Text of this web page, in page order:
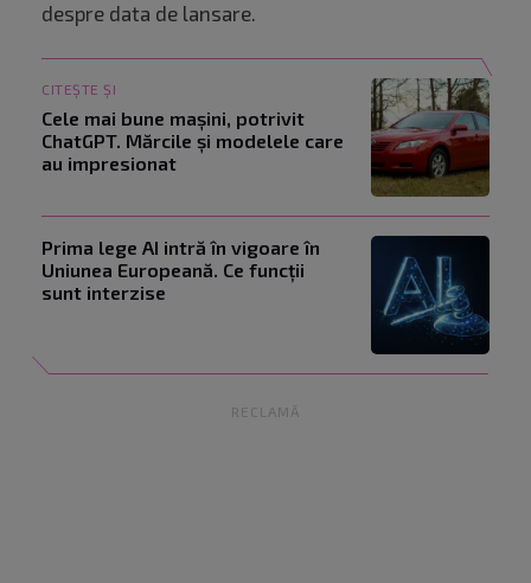
despre data de lansare.
CITEȘTE ȘI
Cele mai bune mașini, potrivit
ChatGPT. Mărcile și modelele care
au impresionat
Prima lege AI intră în vigoare în
Uniunea Europeană. Ce funcții
sunt interzise
RECLAMĂ